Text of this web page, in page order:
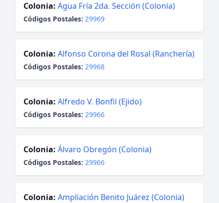
Colonia: Agua Fría 2da. Sección (Colonia)
Códigos Postales: 29969
Colonia: Alfonso Corona del Rosal (Ranchería)
Códigos Postales: 29968
Colonia: Alfredo V. Bonfil (Ejido)
Códigos Postales: 29966
Colonia: Álvaro Obregón (Colonia)
Códigos Postales: 29966
Colonia: Ampliación Benito Juárez (Colonia)